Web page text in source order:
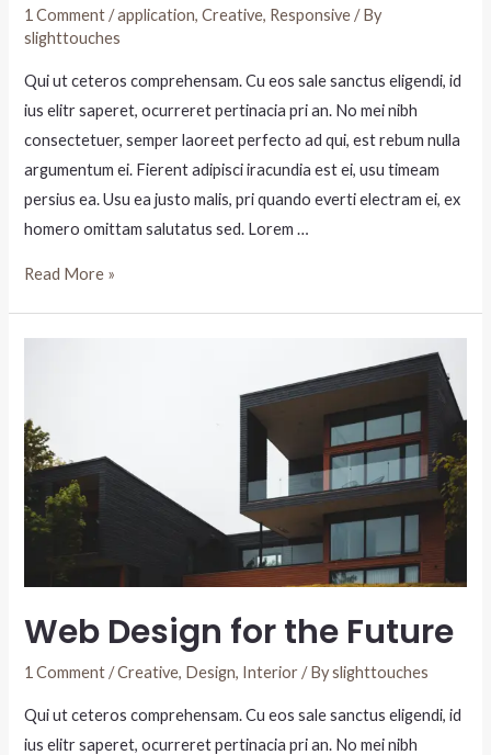
1 Comment /application,Creative, Responsive/ By
slighttouches
Qui ut ceteros comprehensam. Cu eos sale sanctus eligendi, id
ius elitr saperet, ocurreret pertinacia pri an. No mei nibh
consectetuer, semper laoreet perfecto ad qui, est rebum nulla
argumentum ei. Fierent adipisci iracundia est ei, usu timeam
persius ea. Usu ea justo malis, pri quando everti electram ei, ex
homero omittam salutatus sed. Lorem …
Read More »
Web Design for the Future
1 Comment /Creative, Design, Interior/ Byslighttouches
Qui ut ceteros comprehensam. Cu eos sale sanctus eligendi, id
ius elitr saperet, ocurreret pertinacia pri an. No mei nibh